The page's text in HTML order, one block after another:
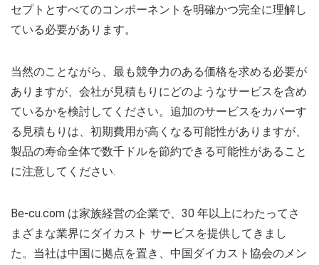
セプトとすべてのコンポーネントを明確かつ完全に理解し
ている必要があります。
当然のことながら、最も競争力のある価格を求める必要が
ありますが、会社が見積もりにどのようなサービスを含め
ているかを検討してください。追加のサービスをカバーす
る見積もりは、初期費用が高くなる可能性がありますが、
製品の寿命全体で数千ドルを節約できる可能性があること
に注意してください.
Be-cu.com は家族経営の企業で、30 年以上にわたってさ
まざまな業界にダイカスト サービスを提供してきまし
た。当社は中国に拠点を置き、中国ダイカスト協会のメン